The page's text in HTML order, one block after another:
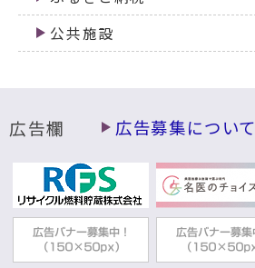
公共施設
広告欄 広告募集について